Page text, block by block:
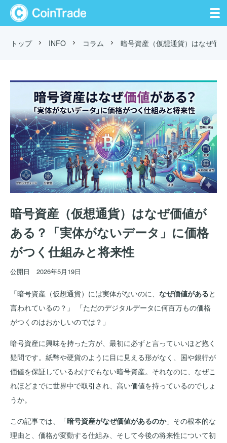
トップ INFO コラム 暗号資産（仮想通貨）はなぜ価
暗号資産（仮想通貨）はなぜ価値が
ある？「実体がないデータ」に価格
がつく仕組みと将来性
公開日 2026年5月19日
「暗号資産（仮想通貨）には実体がないのに、 なぜ価値があると
言われているの？」 「ただのデジタルデータに何百万もの価格
がつくのはおかしいのでは？」
暗号資産に興味を持った方が、最初に必ずと言っていいほど抱く
疑問です。紙幣や硬貨のように目に見える形がなく、国や銀行が
価値を保証しているわけでもない暗号資産。それなのに、なぜこ
れほどまでに世界中で取引され、高い価値を持っているのでしょ
うか。
この記事では、「暗号資産がなぜ価値があるのか」その根本的な
理由と、価格が変動する仕組み、そして今後の将来性について初